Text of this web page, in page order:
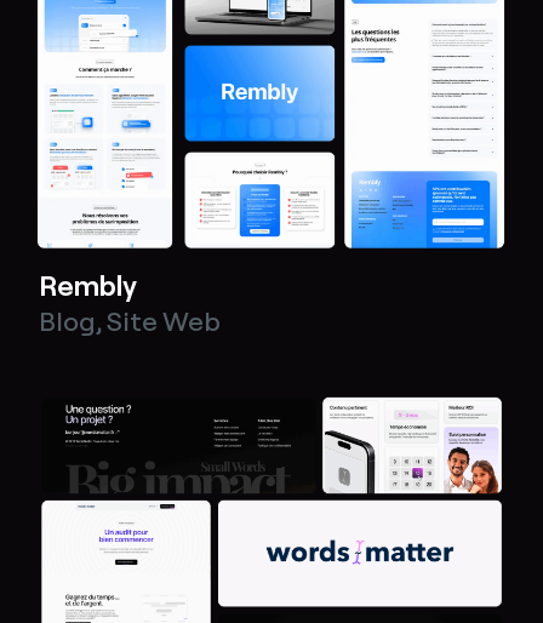
Rembly
Blog,Site Web